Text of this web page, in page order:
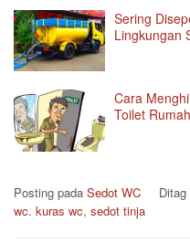
Sering
Lingkungan
Cara
Toilet Rumah
Posting pada Sedot WC Ditag
wc. kuras wc, sedot tinja